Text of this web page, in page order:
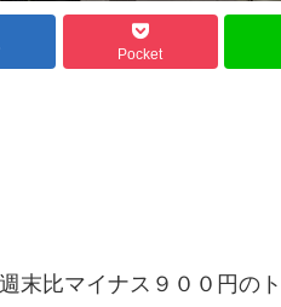
Pocket
末比マイナス９００円の